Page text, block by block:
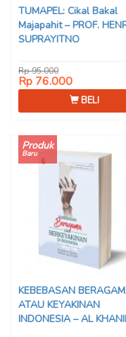
TUMAPEL: Cikal Bakal
Majapahit – PROF.
SUPRAYITNO
Rp 95.000
Rp 76.000
BELI
Produk
Baru
KEBEBASAN
ATAU KEYAKINAN
INDONESIA – AL